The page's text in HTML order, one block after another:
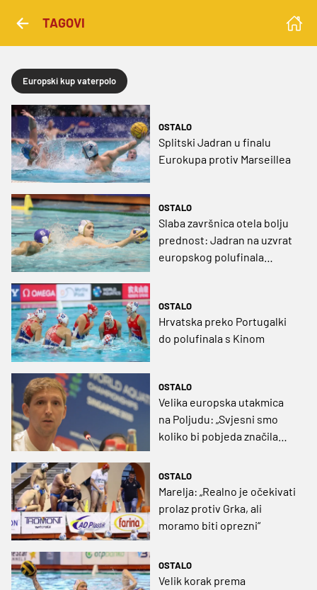
TAGOVI
Europski kup vaterpolo
OSTALO
Splitski Jadran u finalu
Eurokupa protiv Marseillea
OSTALO
Slaba završnica otela bolju
prednost: Jadran na uzvrat
europskog polufinala
OSTALO
Hrvatska preko Portugalki
do polufinala s Kinom
OSTALO
Velika europska utakmica
na Poljudu: „Svjesni smo
koliko bi pobjeda značila
OSTALO
Marelja: „Realno je očekivati
prolaz protiv Grka, ali
moramo biti oprezni“
OSTALO
Velik korak prema